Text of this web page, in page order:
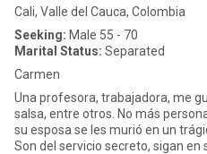
Cali, Valle del Cauca, Colombia
Seeking: Male 55 - 70
Marital Status: Separated
Carmen
Una profesora, trabajadora, me
salsa, entre otros. No más
su esposa se les murió en un
Son del servicio secreto, sigan en